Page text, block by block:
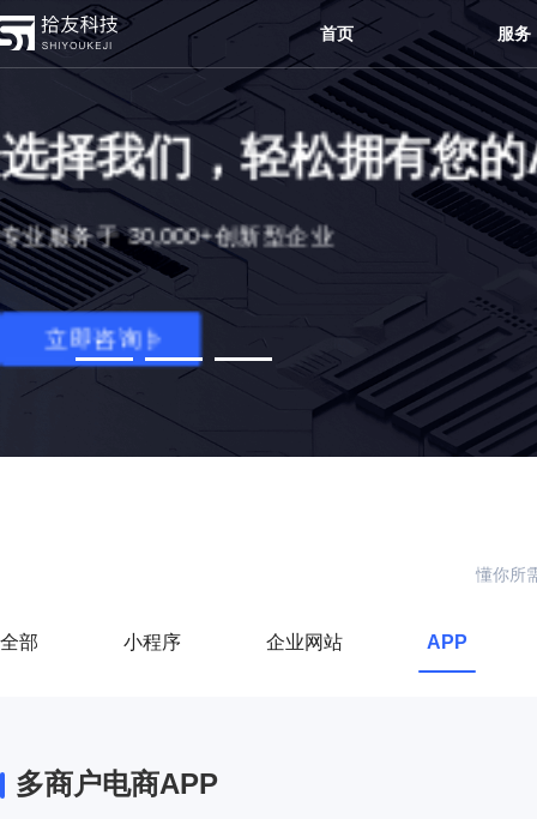
首页 服务
选择我们，轻松拥有您
专业服务于 30,000+创新型企业
立即咨询
懂你所
全部 小程序 企业网站 APP
多商户电商APP